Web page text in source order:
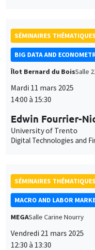
SÉMINAIRES THÉMATIQUES
BIG DATA AND
Îlot Bernard du BoisSalle
Mardi 11 mars 2025
14:00 à 15:30
Edwin Fourrier-
University of Trento
Digital Technologies and
SÉMINAIRES THÉMATIQUES
MACRO AND LABOR
MEGASalle Carine Nourry
Vendredi 21 mars 2025
12:30 à 13:30